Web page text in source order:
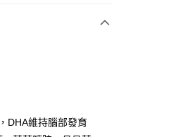
DHA維持腦部發育